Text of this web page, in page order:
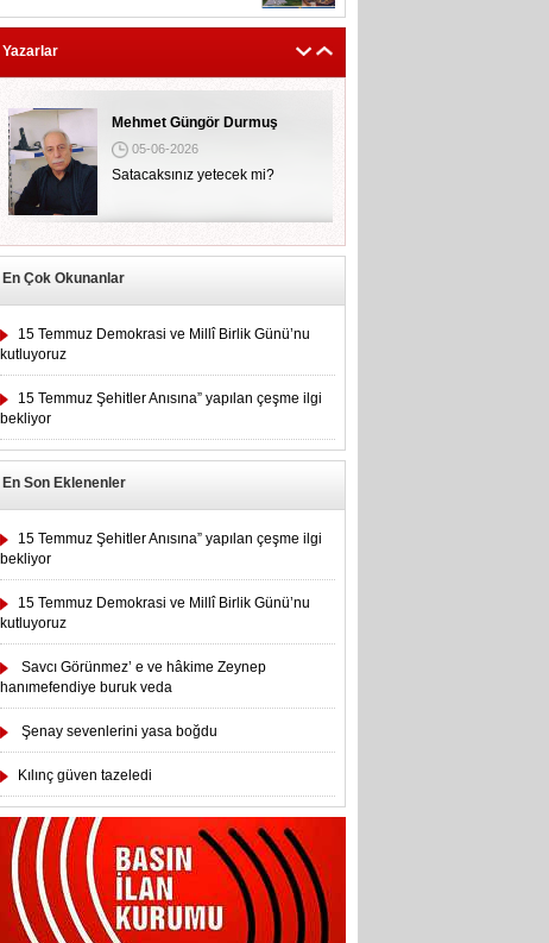
Yazarlar
Mehmet Güngör Durmuş
05-06-2026
Satacaksınız yetecek mi?
En Çok Okunanlar
15 Temmuz Demokrasi ve Millî Birlik Günü’nu
kutluyoruz
15 Temmuz Şehitler Anısına” yapılan çeşme ilgi
bekliyor
En Son Eklenenler
15 Temmuz Şehitler Anısına” yapılan çeşme ilgi
bekliyor
15 Temmuz Demokrasi ve Millî Birlik Günü’nu
kutluyoruz
Savcı Görünmez’ e ve hâkime Zeynep
hanımefendiye buruk veda
Şenay sevenlerini yasa boğdu
Kılınç güven tazeledi